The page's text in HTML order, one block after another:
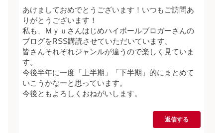
あけましておめでとうございます！いつもご訪問あ
りがとうございます！
私も、Ｍｙｕさんはじめハイボールブロガーさんの
ブログをRSS購読させていただいています。
皆さんそれぞれジャンルが違うので楽しく見ていま
す。
今後半年に一度「上半期」「下半期」的にまとめて
いこうかなーと思っています。
今後ともよろしくおねがいします。
返信する